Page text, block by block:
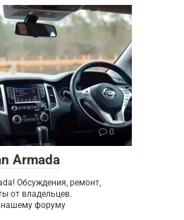
0
Armada
Обсуждения, ремонт,
от владельцев.
нашему форуму